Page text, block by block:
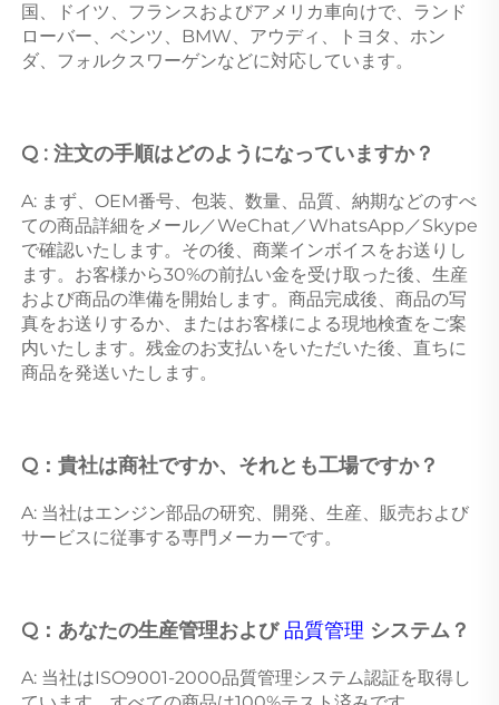
国、ドイツ、フランスおよびアメリカ車向けで、ランド
ローバー、ベンツ、BMW、アウディ、トヨタ、ホン
ダ、フォルクスワーゲンなどに対応しています。
Q : 注文の手順はどのようになっていますか？
A: まず、OEM番号、包装、数量、品質、納期などのすべ
ての商品詳細をメール／WeChat／WhatsApp／Skype
で確認いたします。その後、商業インボイスをお送りし
ます。お客様から30%の前払い金を受け取った後、生産
および商品の準備を開始します。商品完成後、商品の写
真をお送りするか、またはお客様による現地検査をご案
内いたします。残金のお支払いをいただいた後、直ちに
商品を発送いたします。
Q：貴社は商社ですか、それとも工場ですか？
A: 当社はエンジン部品の研究、開発、生産、販売および
サービスに従事する専門メーカーです。
Q：あなたの生産管理および 品質管理 システム？
A: 当社はISO9001-2000品質管理システム認証を取得し